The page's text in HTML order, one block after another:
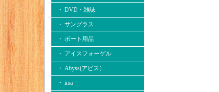
・ DVD・雑誌
・ サングラス
・ ボート用品
・ アイスフォーゲル
・ Abyss(アビス）
・ ima